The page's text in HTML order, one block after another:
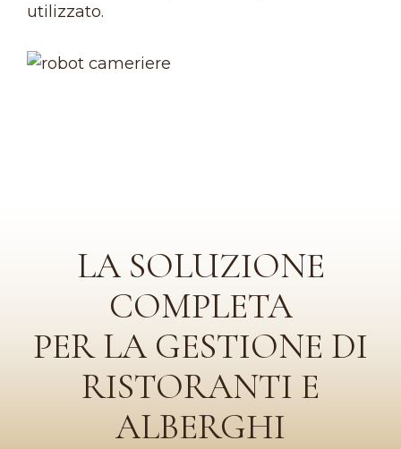
utilizzato.
LA SOLUZIONE
COMPLETA
PER LA GESTIONE DI
RISTORANTI E
ALBERGHI